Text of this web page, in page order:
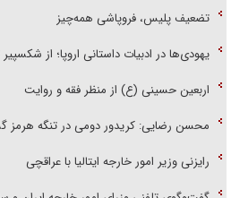
تضعیف پلیس، فروپاشی همه‌چیز
یهودی‌ها در ادبیات داستانی اروپا؛ از شکسپیر
اربعین حسینی (ع) از منظر فقه و روایت
محسن رضایی: کریدور دومی در تنگه هرمز
رایزنی وزیر امور خارجه ایتالیا با عراقچی